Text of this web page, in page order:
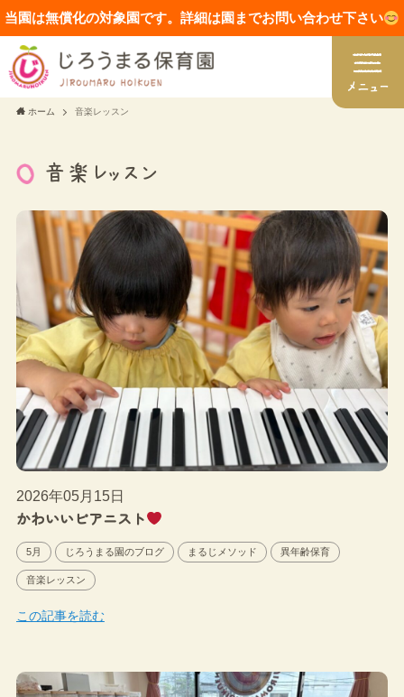
当園は無償化の対象園です。詳細は園までお問い合わせ下さい
ホーム 音楽レッスン
音楽レッスン
2026年05月15日
かわいいピアニスト
5月 じろうまる園のブログ まるじメソッド 異年齢保育
音楽レッスン
この記事を読む